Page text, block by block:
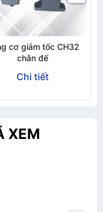
cơ giảm tốc CH32
chân đế
Chi tiết
XEM